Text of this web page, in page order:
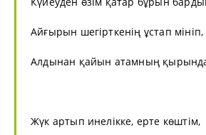
Айғырын шегірткенің ұстап мініп,
Алдынан қайын атамның
Жүк артып инелікке, ерте көштім,